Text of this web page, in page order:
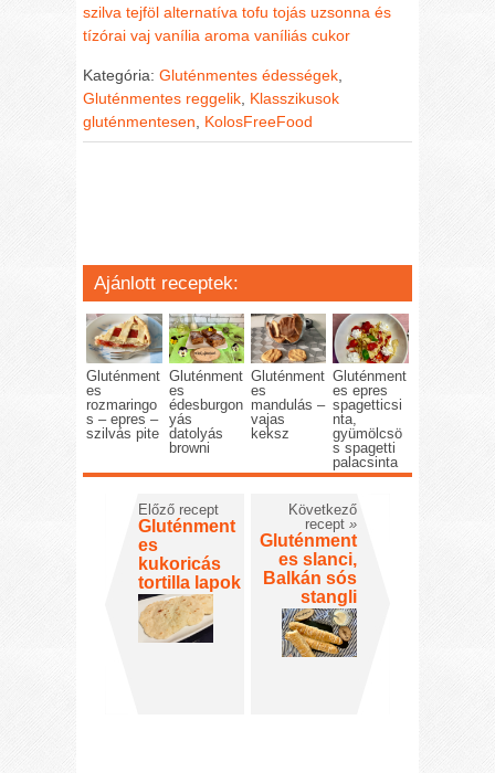
szilva tejföl alternatíva tofu tojás uzsonna és
tízórai vaj vanília aroma vaníliás cukor
Kategória:Gluténmentes édességek
Gluténmentes reggelik Klasszikusok
gluténmentesen
KolosFreeFood
Ajánlott receptek:
Gluténment
es
rozmaringo
s – epres –
szilvás pite
Gluténment
es
édesburgon
yás
datolyás
browni
Gluténment
es
mandulás –
vajas
keksz
Gluténment
es epres
spagetticsi
nta,
gyümölcsö
s spagetti
palacsinta
Előző recept
Gluténment
es
kukoricás
tortilla lapok
Következő
recept »
Gluténment
es slanci,
Balkán sós
stangli